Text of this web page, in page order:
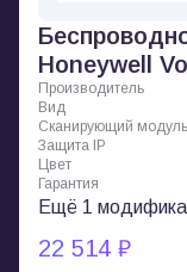
Honeywell
Производитель
Вид
Сканирующий модуль
Защита IP
Цвет
Гарантия
Ещё 1
22 514 ₽